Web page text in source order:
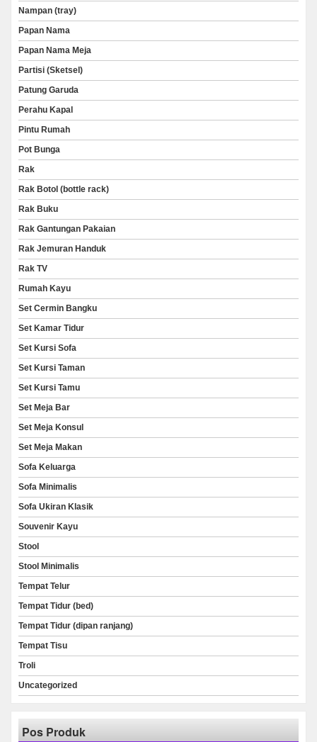
Nampan (tray)
Papan Nama
Papan Nama Meja
Partisi (Sketsel)
Patung Garuda
Perahu Kapal
Pintu Rumah
Pot Bunga
Rak
Rak Botol (bottle rack)
Rak Buku
Rak Gantungan Pakaian
Rak Jemuran Handuk
Rak TV
Rumah Kayu
Set Cermin Bangku
Set Kamar Tidur
Set Kursi Sofa
Set Kursi Taman
Set Kursi Tamu
Set Meja Bar
Set Meja Konsul
Set Meja Makan
Sofa Keluarga
Sofa Minimalis
Sofa Ukiran Klasik
Souvenir Kayu
Stool
Stool Minimalis
Tempat Telur
Tempat Tidur (bed)
Tempat Tidur (dipan ranjang)
Tempat Tisu
Troli
Uncategorized
Pos Produk